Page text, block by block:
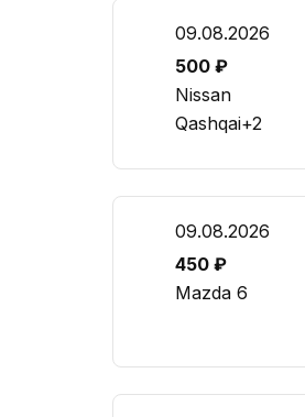
09.08.2026
500 ₽
Nissan
Qashqai+2
09.08.2026
450 ₽
Mazda 6